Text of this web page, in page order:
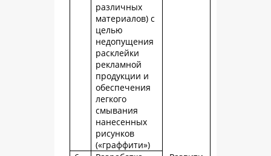
различных
материалов) с
целью
недопущения
расклейки
рекламной
продукции и
обеспечения
легкого
смывания
нанесенных
рисунков
(«граффити»)